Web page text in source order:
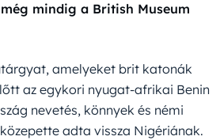
mindig a British Museum
amelyeket brit katonák
az egykori nyugat-afrikai Benin
nevetés, könnyek és némi
adta vissza Nigériának.